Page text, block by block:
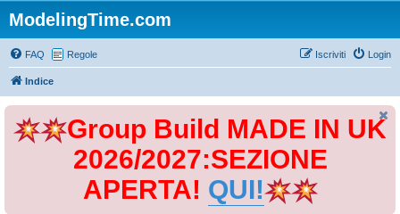
ModelingTime.com
FAQ Regole Login
Iscriviti
Indice
Group Build MADE IN UK
2026/2027:SEZIONE
APERTA! QUI!